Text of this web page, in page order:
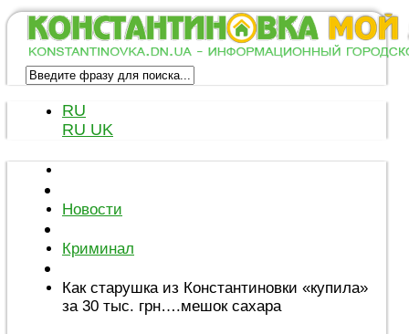
RU
RU UK
Новости
Криминал
Как старушка из Константиновки «купила»
за 30 тыс. грн….мешок сахара